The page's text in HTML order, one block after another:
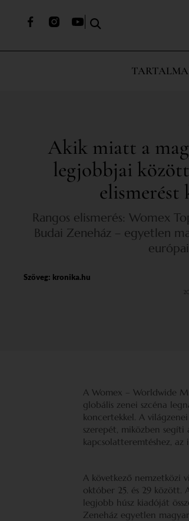
Akik miatt a
legjobbjai
elismerést
Rangos elismerés: Womex
Budai Zeneház – egyetlen
Szöveg: kronika.hu
A Womex – Worldwide
globális zenei szcéna
koncertekkel. A
szerepét, miközben
kapcsolatteremtéshez, az
A következő nemzetközi
október 25. és 29 között.
legjobb húsz kiadóját
Zeneház egyetlen